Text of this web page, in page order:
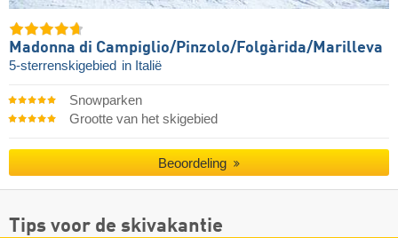
Madonna di Campiglio/​Pinzolo/​Folgàrida/​Marilleva
5-sterrenskigebied in Italië
Snowparken
Grootte van het skigebied
Beoordeling
Tips voor de skivakantie